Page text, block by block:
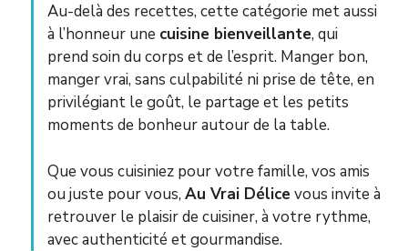
Au-delà des recettes, cette catégorie met aussi
à l’honneur une cuisine bienveillante, qui
prend soin du corps et de l’esprit. Manger bon,
manger vrai, sans culpabilité ni prise de tête, en
privilégiant le goût, le partage et les petits
moments de bonheur autour de la table.
Que vous cuisiniez pour votre famille, vos amis
ou juste pour vous, Au Vrai Délicevous invite à
retrouver le plaisir de cuisiner, à votre rythme,
avec authenticité et gourmandise.